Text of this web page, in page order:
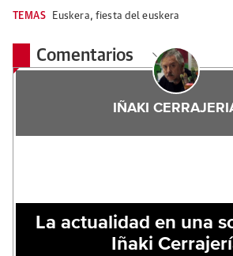
TEMAS Euskera, fiesta del euskera
Comentarios
IÑAKI
La actualidad en una
Iñaki